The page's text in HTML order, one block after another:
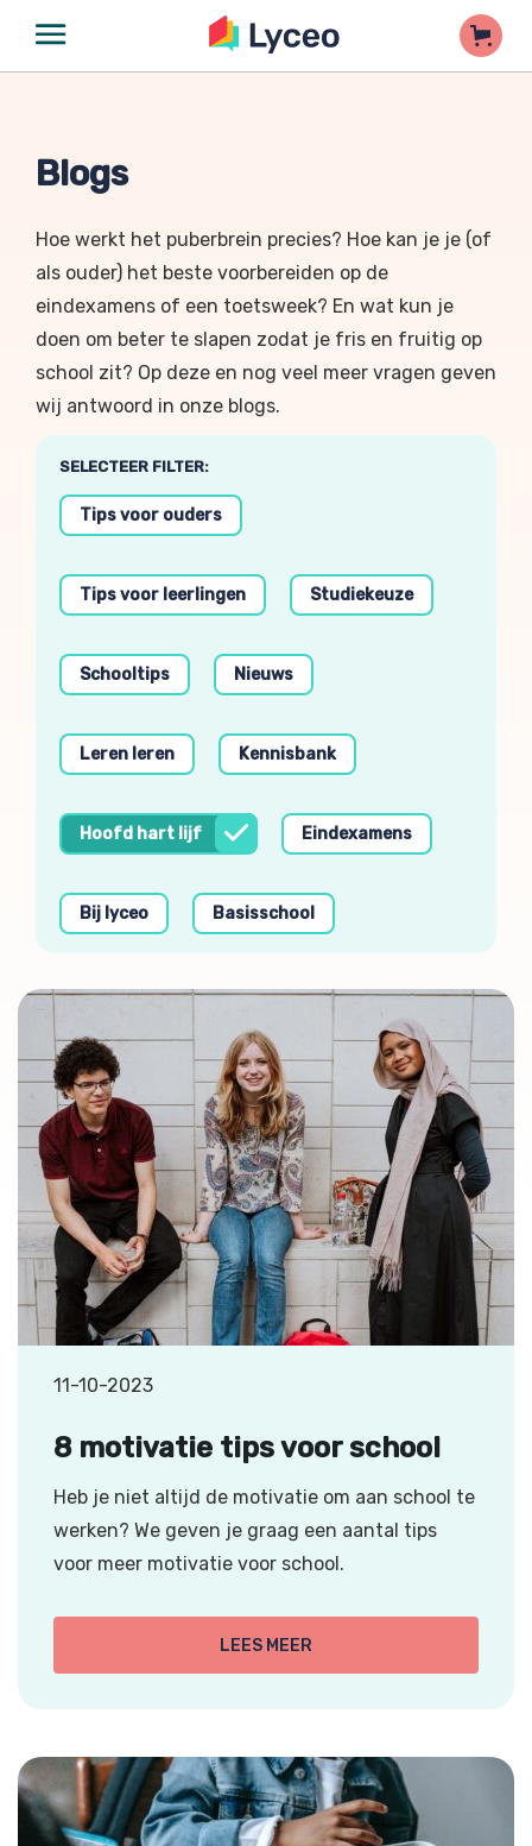
Blogs
Hoe werkt het puberbrein precies? Hoe kan je je (of
als ouder) het beste voorbereiden op de
eindexamens of een toetsweek? En wat kun je
doen om beter te slapen zodat je fris en fruitig op
school zit? Op deze en nog veel meer vragen geven
wij antwoord in onze blogs.
SELECTEER FILTER:
Tips voor ouders
Tips voor leerlingen Studiekeuze
Schooltips Nieuws
Leren leren Kennisbank
Hoofd hart lijf Eindexamens
Bij lyceo Basisschool
11-10-2023
8 motivatie tips voor school
Heb je niet altijd de motivatie om aan school te
werken? We geven je graag een aantal tips
voor meer motivatie voor school.
LEES MEER